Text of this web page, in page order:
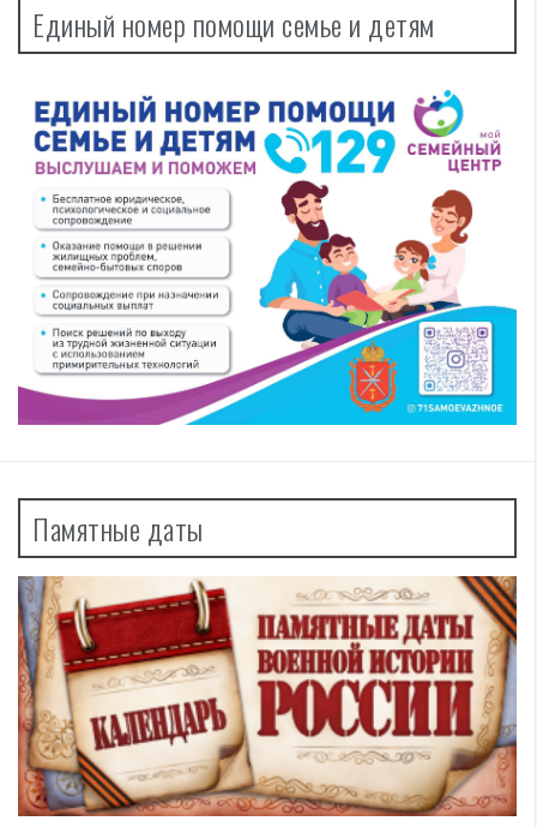
Единый номер помощи семье и детям
Памятные даты